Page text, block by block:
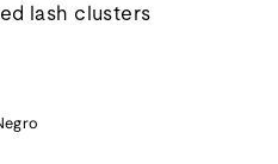
lash clusters